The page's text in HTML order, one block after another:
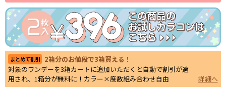
まとめて割引
2箱分のお値段で3箱買える！
対象のワンデーを3箱カートに追加いただくと自動で割引が適
用され、1箱分が無料に！カラー×度数組み合わせ自由
詳細へ